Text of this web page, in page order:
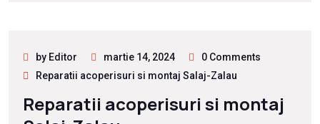
by Editor martie 14, 2024
0 Comments
Reparatii acoperisuri si montaj Salaj-Zalau
Reparatii acoperisuri si montaj